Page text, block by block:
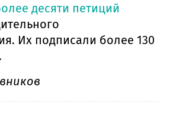
десяти петиций
Их подписали более 130